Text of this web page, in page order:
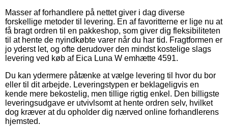
Masser af forhandlere på nettet giver i dag diverse
forskellige metoder til levering. En af favoritterne er lige nu at
få bragt ordren til en pakkeshop, som giver dig fleksibiliteten
til at hente de nyindkøbte varer når du har tid. Fragtformen er
jo yderst let, og ofte derudover den mindst kostelige slags
levering ved køb af Eica Luna W emhætte 4591.
Du kan ydermere påtænke at vælge levering til hvor du bor
eller til dit arbejde. Leveringstypen er beklageligvis en
kende mere bekostelig, men tillige rigtig enkel. Den billigste
leveringsudgave er utvivlsomt at hente ordren selv, hvilket
dog kræver at du opholder dig nærved online forhandlerens
hjemsted.